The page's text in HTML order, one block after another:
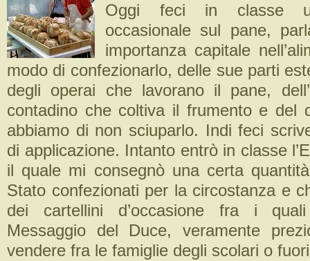
Oggi feci in classe
occasionale sul pane,
importanza capitale
modo di confezionarlo, delle sue parti
degli operai che lavorano il pane,
contadino che coltiva il frumento e del
abbiamo di non sciuparlo. Indi feci
di applicazione. Intanto entrò in classe
il quale mi consegnò una certa
Stato confezionati per la circostanza e
dei cartellini d’occasione fra i
Messaggio del Duce, veramente
vendere fra le famiglie degli scolari o